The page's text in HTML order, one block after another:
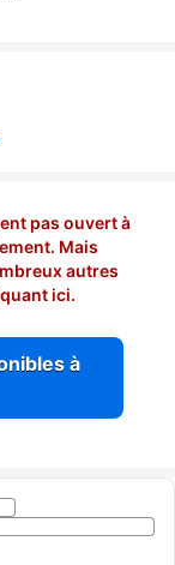
pas ouvert à
Mais
autres
ici.
à